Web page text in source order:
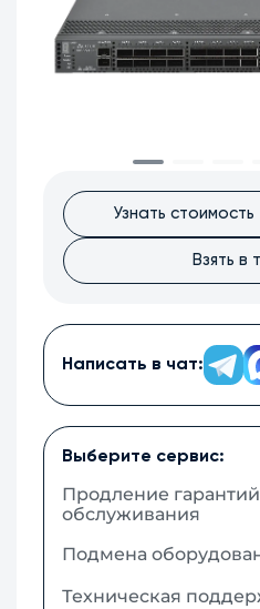
Узнать стоимость
Взять в
Написать в чат:
Выберите сервис:
Продление
обслуживания
Подмена
Техническая